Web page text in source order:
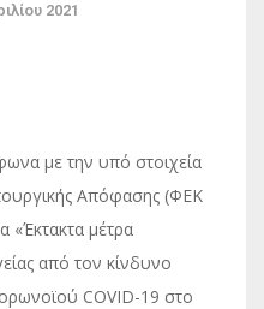
2021
με την υπό στοιχεία
Απόφασης (ΦΕΚ
«Έκτακτα μέτρα
από τον κίνδυνο
COVID-19 στο